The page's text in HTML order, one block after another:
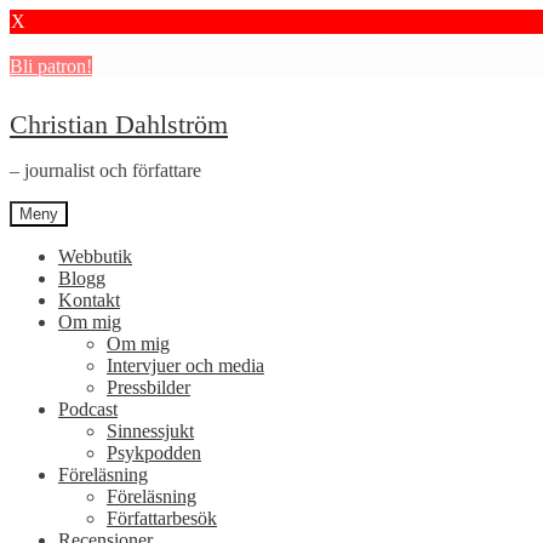
X
Bli patron!
Hoppa
till
navigering
Hoppa
till
innehåll
Christian Dahlström
– journalist och författare
Meny
Webbutik
Blogg
Kontakt
Om mig
Om mig
Intervjuer och media
Pressbilder
Podcast
Sinnessjukt
Psykpodden
Föreläsning
Föreläsning
Författarbesök